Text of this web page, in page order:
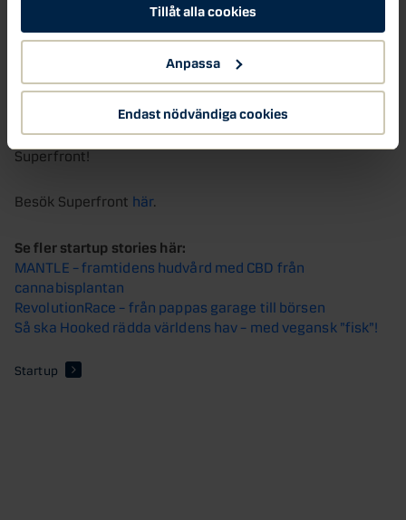
Tillåt alla cookies
Anpassa
Endast nödvändiga cookies
Hållbarhet är en annan viktig faktor i Superfronts
affärsidé. Genom nya luckor och täckskivor kan gamla
möbler få nytt liv, möbler som kanske bara är slitna på
ytan – men som har mycket livslängd kvar.
Se intervjun med Monica Born, medgrundare av
Superfront!
Besök Superfront här.
Se fler startup stories här:
MANTLE – framtidens hudvård med CBD från
cannabisplantan
RevolutionRace – från pappas garage till börsen
Så ska Hooked rädda världens hav – med vegansk ”fisk”!
Startup